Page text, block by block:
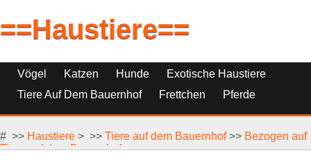
==Haustiere==
Vögel Katzen Hunde
Exotische Haustiere
Tiere Auf Dem Bauernhof
Frettchen
Pferde
Haustierfische
Haustierersatz
Reptilien, Nagetiere Und Kleintiere
# >> Haustiere > >> Tiere auf dem Bauernhof>> Bezogen auf
Tiere auf dem Bauernhof